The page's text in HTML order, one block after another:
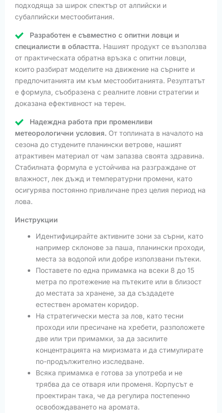
подходяща за широк спектър от алпийски и
субалпийски местообитания.
Разработен е съвместно с опитни ловци и
специалисти в областта. Нашият продукт се възползва
от практическата обратна връзка с опитни ловци,
които разбират моделите на движение на сърните и
предпочитанията им към местообитанията. Резултатът
е формула, съобразена с реалните ловни стратегии и
доказана ефективност на терен.
Надеждна работа при променливи
метеорологични условия. От топлината в началото на
сезона до студените планински ветрове, нашият
атрактивен материал от чам запазва своята здравина.
Стабилната формула е устойчива на разграждане от
влажност, лек дъжд и температурни промени, като
осигурява постоянно привличане през целия период на
лова.
Инструкции
Идентифицирайте активните зони за сърни, като
например склонове за паша, планински проходи,
места за водопой или добре използвани пътеки.
Поставете по една примамка на всеки 8 до 15
метра по протежение на пътеките или в близост
до местата за хранене, за да създадете
естествен ароматен коридор.
На стратегически места за лов, като тесни
проходи или пресичане на хребети, разположете
две или три примамки, за да засилите
концентрацията на миризмата и да стимулирате
по-продължително изследване.
Всяка примамка е готова за употреба и не
трябва да се отваря или променя. Корпусът е
проектиран така, че да регулира постепенно
освобождаването на аромата.